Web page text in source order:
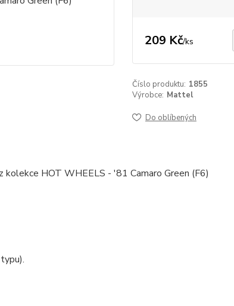
209 Kč/ks
Číslo produktu: 1855
Výrobce: Mattel
Do oblíbených
HOT WHEELS - '81 Camaro Green (F6)